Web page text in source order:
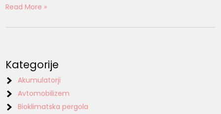
Read More »
Kategorije
Akumulatorji
Avtomobilizem
Bioklimatska pergola